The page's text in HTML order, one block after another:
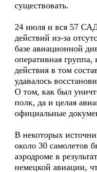
существовать.
24 июля и вся 57
действий из-за
базе авиационной
оперативная группа,
действия в том
удавалось
О том, как был
полк, да и целая
официальные
В некоторых
около 30 самолетов
аэродроме в
немецкой авиации,